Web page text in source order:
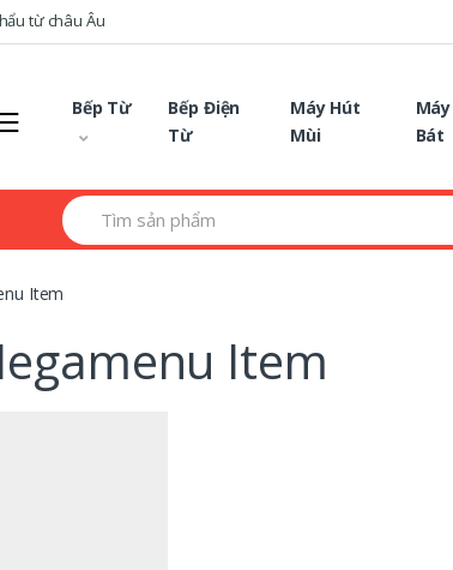
từ châu Âu
Bếp Từ
Bếp Điện
Từ
Máy Hút
Mùi
Bát
Search
for:
Item
Item